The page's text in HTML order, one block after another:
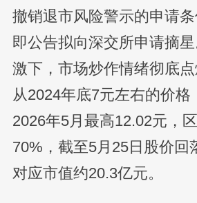
撤销退市风险警示的申请
即公告拟向深交所申请摘
激下，市场炒作情绪彻底
从2024年底7元左右的价格
2026年5月最高12.02元，
70%，截至5月25日股价回
对应市值约20.3亿元。